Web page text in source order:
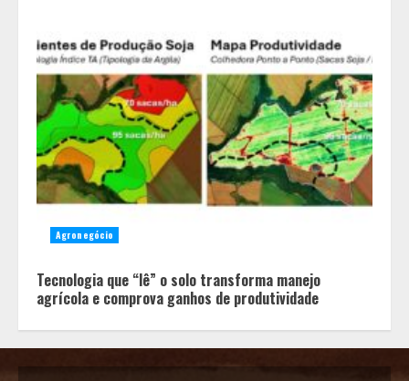
Agronegócio
Tecnologia que “lê” o solo transforma manejo
agrícola e comprova ganhos de produtividade